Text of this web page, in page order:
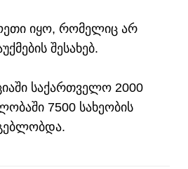
იყო, რომელიც არ
შესახებ.
საქართველო 2000
7500 სახეობის